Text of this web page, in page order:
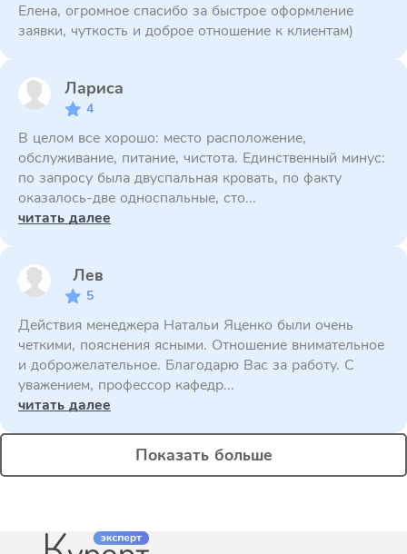
Елена, огромное спасибо за быстрое оформление
заявки, чуткость и доброе отношение к клиентам)
Лариса
4
В целом все хорошо: место расположение,
обслуживание, питание, чистота. Единственный минус:
по запросу была двуспальная кровать, по факту
оказалось-две односпальные, сто...
читать далее
Лев
5
Действия менеджера Натальи Яценко были очень
четкими, пояснения ясными. Отношение внимательное
и доброжелательное. Благодарю Вас за работу. С
уважением, профессор кафедр...
читать далее
Показать больше